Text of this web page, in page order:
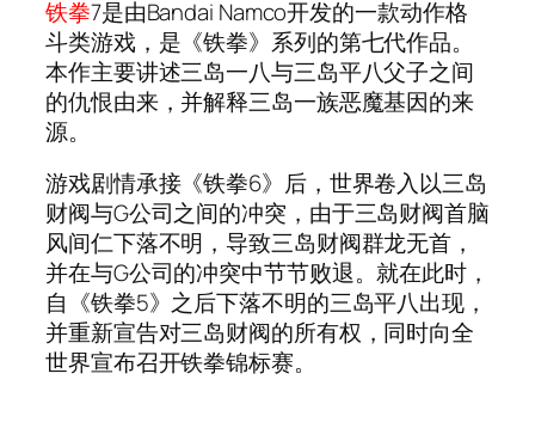
铁拳7是由Bandai Namco开发的一款动作格
斗类游戏，是《铁拳》系列的第七代作品。
本作主要讲述三岛一八与三岛平八父子之间
的仇恨由来，并解释三岛一族恶魔基因的来
源。
游戏剧情承接《铁拳6》后，世界卷入以三岛
财阀与G公司之间的冲突，由于三岛财阀首脑
风间仁下落不明，导致三岛财阀群龙无首，
并在与G公司的冲突中节节败退。就在此时，
自《铁拳5》之后下落不明的三岛平八出现，
并重新宣告对三岛财阀的所有权，同时向全
世界宣布召开铁拳锦标赛。